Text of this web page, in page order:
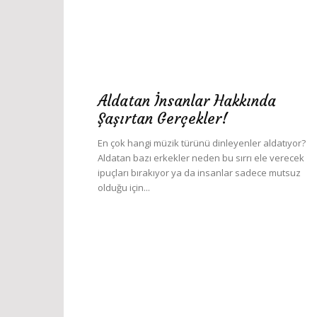
Aldatan İnsanlar Hakkında
Şaşırtan Gerçekler!
En çok hangi müzik türünü dinleyenler aldatıyor?
Aldatan bazı erkekler neden bu sırrı ele verecek
ipuçları bırakıyor ya da insanlar sadece mutsuz
olduğu için...